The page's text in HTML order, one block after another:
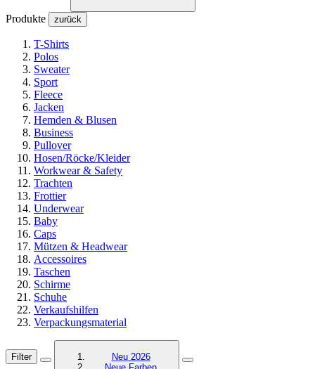
Produkte zurück
T-Shirts
Polos
Sweater
Sport
Fleece
Jacken
Hemden & Blusen
Business
Pullover
Hosen/Röcke/Kleider
Workwear & Safety
Trachten
Frottier
Underwear
Baby
Caps
Mützen & Headwear
Accessoires
Taschen
Schirme
Schuhe
Verkaufshilfen
Verpackungsmaterial
Filter
Neu 2026